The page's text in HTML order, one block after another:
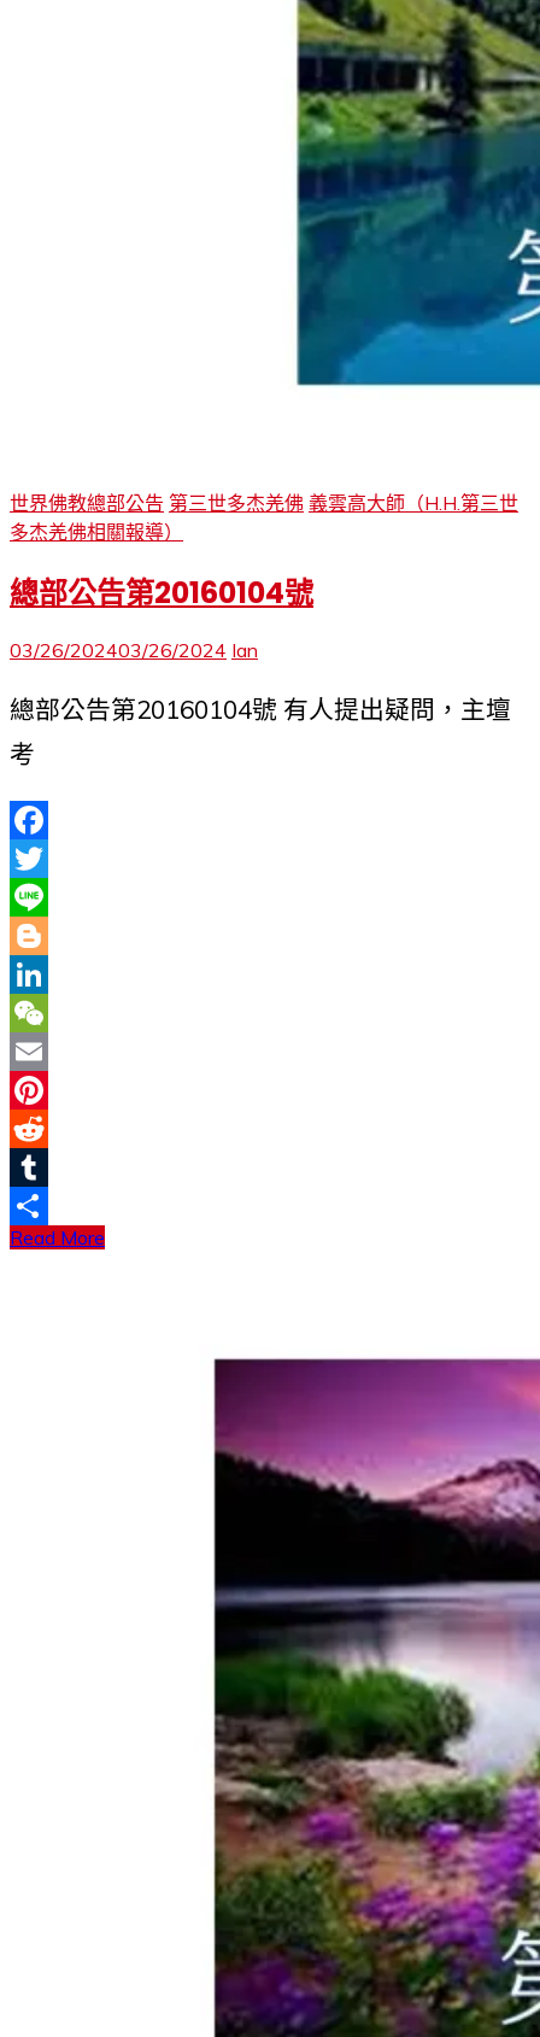
世界佛教總部公告 第三世多杰羌佛 義雲高大師（H.H.第三世
多杰羌佛相關報導）
總部公告第20160104號
03/26/202403/26/2024 Ian
總部公告第20160104號 有人提出疑問，主壇
考
Facebook
Twitter
Line
Blogger
LinkedIn
WeChat
Email
Pinterest
Reddit
Tumblr
分
Read More